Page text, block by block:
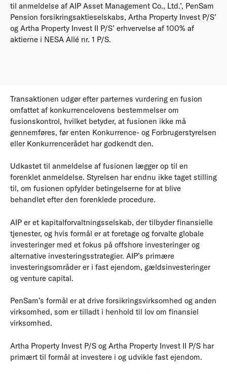
til anmeldelse af AIP Asset Management Co., Ltd.’, PenSam
Pension forsikringsaktieselskabs, Artha Property Invest P/S’
og Artha Property Invest II P/S’ erhvervelse af 100% af
aktierne i NESA Allé nr. 1 P/S.
Transaktionen udgør efter parternes vurdering en fusion
omfattet af konkurrencelovens bestemmelser om
fusionskontrol, hvilket betyder, at fusionen ikke må
gennemføres, før enten Konkurrence- og Forbrugerstyrelsen
eller Konkurrencerådet har godkendt den.
Udkastet til anmeldelse af fusionen lægger op til en
forenklet anmeldelse. Styrelsen har endnu ikke taget stilling
til, om fusionen opfylder betingelserne for at blive
behandlet efter den forenklede procedure.
AIP er et kapitalforvaltningsselskab, der tilbyder finansielle
tjenester, og hvis formål er at foretage og forvalte globale
investeringer med et fokus på offshore investeringer og
alternative investeringsstrategier. AIP’s primære
investeringsområder er i fast ejendom, gældsinvesteringer
og venture capital.
PenSam’s formål er at drive forsikringsvirksomhed og anden
virksomhed, som er tilladt i henhold til lov om finansiel
virksomhed.
Artha Property Invest P/S og Artha Property Invest II P/S har
primært til formål at investere i og udvikle fast ejendom.